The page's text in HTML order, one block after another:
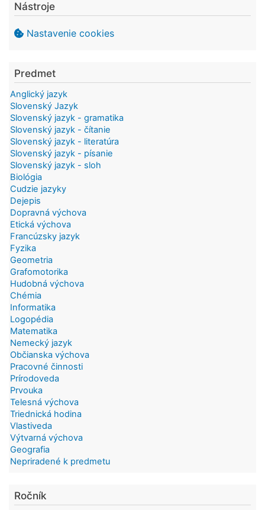
Nástroje
Nastavenie cookies
Predmet
Anglický jazyk
Slovenský Jazyk
Slovenský jazyk - gramatika
Slovenský jazyk - čítanie
Slovenský jazyk - literatúra
Slovenský jazyk - písanie
Slovenský jazyk - sloh
Biológia
Cudzie jazyky
Dejepis
Dopravná výchova
Etická výchova
Francúzsky jazyk
Fyzika
Geometria
Grafomotorika
Hudobná výchova
Chémia
Informatika
Logopédia
Matematika
Nemecký jazyk
Občianska výchova
Pracovné činnosti
Prírodoveda
Prvouka
Telesná výchova
Triednická hodina
Vlastiveda
Výtvarná výchova
Geografia
Nepriradené k predmetu
Ročník